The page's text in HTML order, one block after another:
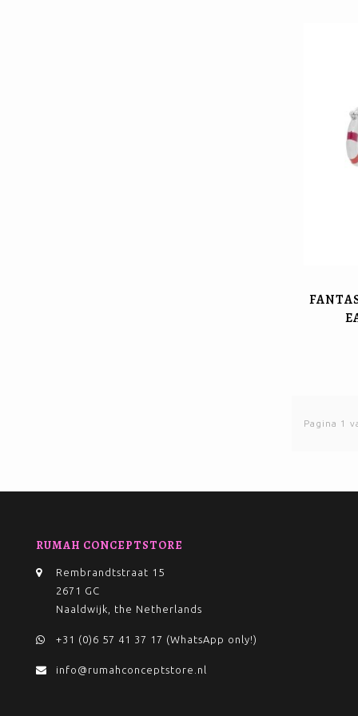
Pagina 1
RUMAH CONCEPTSTORE
Rembrandtstraat 15
2671 GC
Naaldwijk, the Netherlands
+31 (0)6 57 41 37 17 (WhatsApp only!)
info@rumahconceptstore.nl